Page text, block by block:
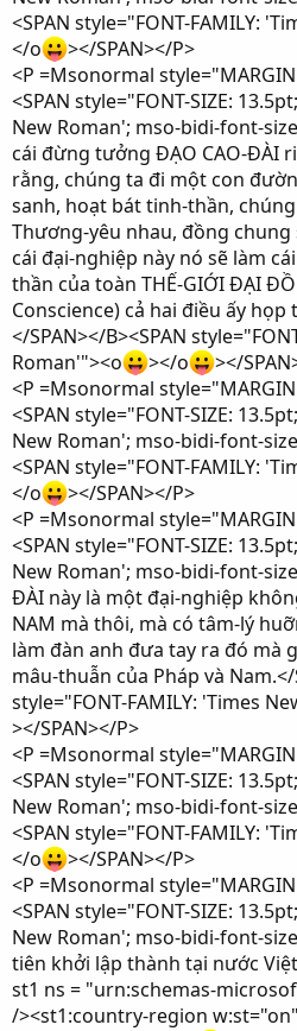
<SPAN style="FONT-FAMILY:
</o
></SPAN></P>
<P =Msonormal
<SPAN style="FONT-SIZE:
New Roman'; mso-bidi-font-
cái đừng tưởng ĐẠO CAO-ĐÀI
rằng, chúng ta đi một con
sanh, hoạt bát tinh-thần,
Thương-yêu nhau, đồng
cái đại-nghiệp này nó sẽ làm
thần của toàn THẾ-GIỚI ĐẠI
Conscience) cả hai điều ấy họp
</SPAN></B><SPAN
Roman'"><o
></o
></
<P =Msonormal
<SPAN style="FONT-SIZE:
New Roman'; mso-bidi-font-
<SPAN style="FONT-FAMILY:
</o
></SPAN></P>
<P =Msonormal
<SPAN style="FONT-SIZE:
New Roman'; mso-bidi-font-
ĐÀI này là một đại-nghiệp
NAM mà thôi, mà có tâm-lý
làm đàn anh đưa tay ra đó mà
mâu-thuẫn của Pháp và Nam.</
style="FONT-FAMILY: 'Times
></SPAN></P>
<P =Msonormal
<SPAN style="FONT-SIZE:
New Roman'; mso-bidi-font-
<SPAN style="FONT-FAMILY:
</o
></SPAN></P>
<P =Msonormal
<SPAN style="FONT-SIZE:
New Roman'; mso-bidi-font-
tiên khởi lập thành tại nước
st1 ns = "urn:schemas-
/><st1:country-region